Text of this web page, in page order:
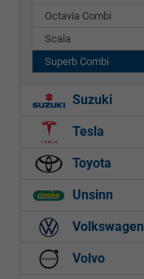
Octavia Combi
Scala
Superb Combi
Suzuki
Tesla
Toyota
Unsinn
Volkswagen
Volvo